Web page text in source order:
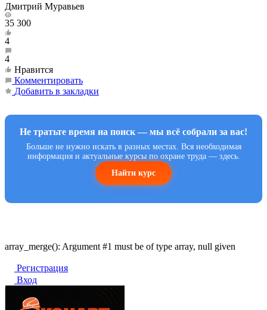
Дмитрий Муравьев
35 300
4
4
Нравится
Комментировать
Добавить в закладки
Не тратьте время на поиск — мы всё собрали за вас!
Больше не нужно искать в разных местах. Вся необходимая
информация и актуальные курсы по охране труда — здесь.
Найти курс
array_merge(): Argument #1 must be of type array, null given
Регистрация
Вход